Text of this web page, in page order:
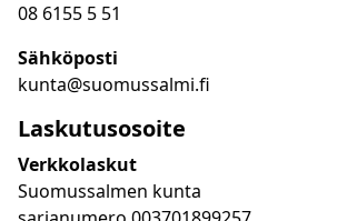
08 6155 5 51
Sähköposti
kunta@suomussalmi.fi
Laskutusosoite
Verkkolaskut
Suomussalmen kunta